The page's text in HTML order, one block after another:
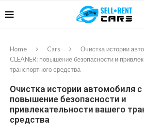
Home Cars
Очистка истории
CLEANER: повышение безопасности и
транспортного средства
Очистка истории автомобиля с
повышение безопасности и
привлекательности вашего
средства